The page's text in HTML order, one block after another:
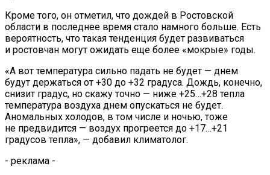
Кроме того, он отметил, что дождей в Ростовской
области в последнее время стало намного больше. Есть
вероятность, что такая тенденция будет развиваться
и ростовчан могут ожидать еще более «мокрые» годы.
«А вот температура сильно падать не будет — днем
будут держаться от +30 до +32 градуса. Дождь, конечно,
снизит градус, но скажу точно — ниже +25…+28 тепла
температура воздуха днем опускаться не будет.
Аномальных холодов, в том числе и ночью, тоже
не предвидится — воздух прогреется до +17…+21
градусов тепла», — добавил климатолог.
- реклама -